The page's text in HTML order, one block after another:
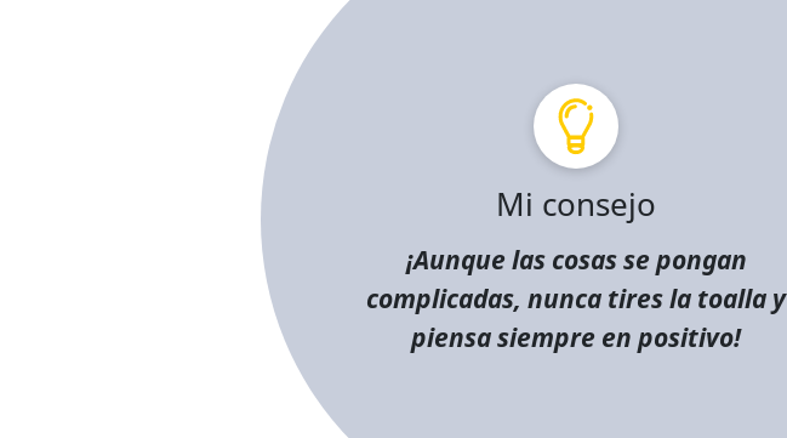
Mi consejo
¡Aunque las cosas se pongan
complicadas, nunca tires la toalla y
piensa siempre en positivo!